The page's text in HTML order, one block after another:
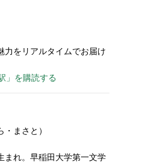
力をリアルタイムでお届け
」を購読する
まさと）
まれ。早稲田大学第一文学